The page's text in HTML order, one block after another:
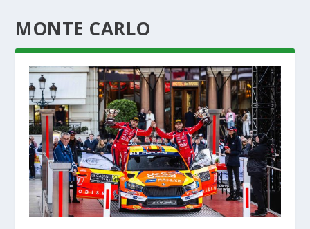
MONTE CARLO